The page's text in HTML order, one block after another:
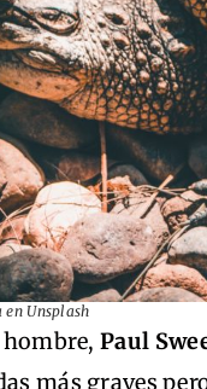
Unsplash
hombre,Paul
más graves